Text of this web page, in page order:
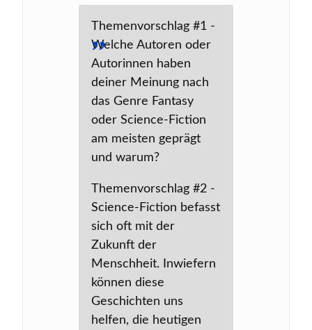
Themenvorschlag #1 -
Welche Autoren oder
Autorinnen haben
deiner Meinung nach
das Genre Fantasy
oder Science-Fiction
am meisten geprägt
und warum?
Themenvorschlag #2 -
Science-Fiction befasst
sich oft mit der
Zukunft der
Menschheit. Inwiefern
können diese
Geschichten uns
helfen, die heutigen